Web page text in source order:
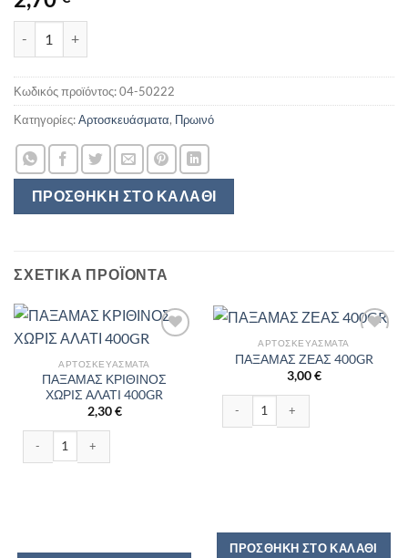
ΠΡΟΣΘΉΚΗ ΣΤΟ ΚΑΛΆΘΙ
Κωδικός προϊόντος:04-50222
Κατηγορίες:Αρτοσκευάσματα, Πρωινό
ΣΧΕΤΙΚΆ ΠΡΟΪΌΝΤΑ
ΑΡΤΟΣΚΕΥΆΣΜΑΤΑ
ΠΑΞΑΜΑΣ ΚΡΙΘΙΝΟΣ
ΧΩΡΙΣ ΑΛΑΤΙ 400GR
2,30€
ΑΡΤΟΣΚΕΥΆΣΜΑΤΑ
ΠΑΞΑΜΑΣ ΖΕΑΣ 400GR
3,00€
ΠΡΟΣΘΉΚΗ ΣΤΟ ΚΑΛΆΘΙ